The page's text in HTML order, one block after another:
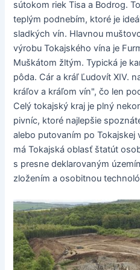
sútokom riek Tisa a Bodrog.
teplým podnebím, ktoré je
sladkých vín. Hlavnou
výrobu Tokajského vína je
Muškátom žltým. Typická je
pôda. Cár a kráľ Ľudovít XIV.
kráľov a kráľom vín", čo len
Celý tokajský kraj je plný
pivníc, ktoré najlepšie
alebo putovaním po Tokajskej
má Tokajská oblasť štatút
s presne deklarovaným
zložením a osobitnou